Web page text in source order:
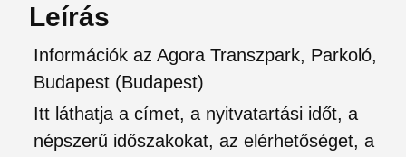
Leírás
Információk az Agora Transzpark, Parkoló,
Budapest (Budapest)
Itt láthatja a címet, a nyitvatartási időt, a
népszerű időszakokat, az elérhetőséget, a